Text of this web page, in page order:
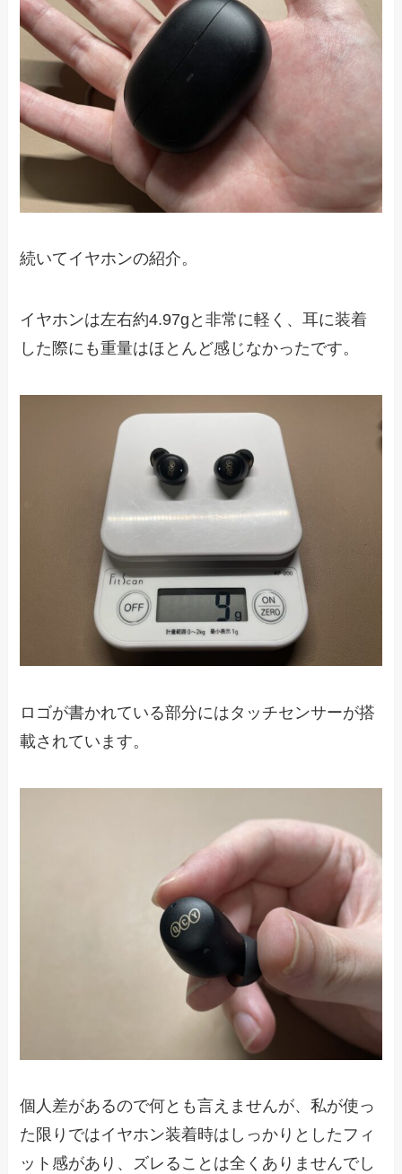
続いてイヤホンの紹介。
イヤホンは左右約4.97gと非常に軽く、耳に装着
した際にも重量はほとんど感じなかったです。
ロゴが書かれている部分にはタッチセンサーが搭
載されています。
個人差があるので何とも言えませんが、私が使っ
た限りではイヤホン装着時はしっかりとしたフィ
ット感があり、ズレることは全くありませんでし